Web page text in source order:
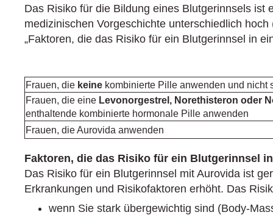
Das Risiko für die Bildung eines Blutgerinnsels ist
medizinischen Vorgeschichte unterschiedlich
„Faktoren, die das Risiko für ein Blutgerinnsel in
Frauen, die keine kombinierte Pille anwenden und nicht
Frauen, die eine Levonorgestrel, Norethisteron oder
enthaltende kombinierte hormonale Pille anwenden
Frauen, die Aurovida anwenden
Faktoren, die das Risiko für ein Blutgerinnsel
Das Risiko für ein Blutgerinnsel mit Aurovida ist
Erkrankungen und Risikofaktoren erhöht. Das
wenn Sie stark übergewichtig sind